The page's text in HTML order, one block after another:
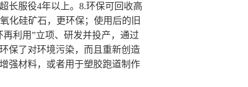
长服役4年以上。8.环保可回收高
化硅矿石，更环保；使用后的旧
利用”立项、研发并投产，通过
保了对环境污染，而且重新创造
强材料，或者用于塑胶跑道制作